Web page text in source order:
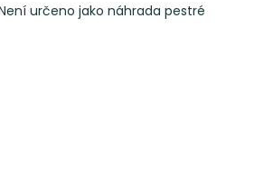
určeno jako náhrada pestré